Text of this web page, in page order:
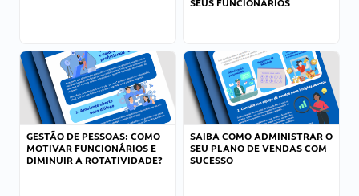
SEUS FUNCIONÁRIOS
GESTÃO DE PESSOAS: COMO
MOTIVAR FUNCIONÁRIOS E
DIMINUIR A ROTATIVIDADE?
SAIBA COMO ADMINISTRAR O
SEU PLANO DE VENDAS COM
SUCESSO